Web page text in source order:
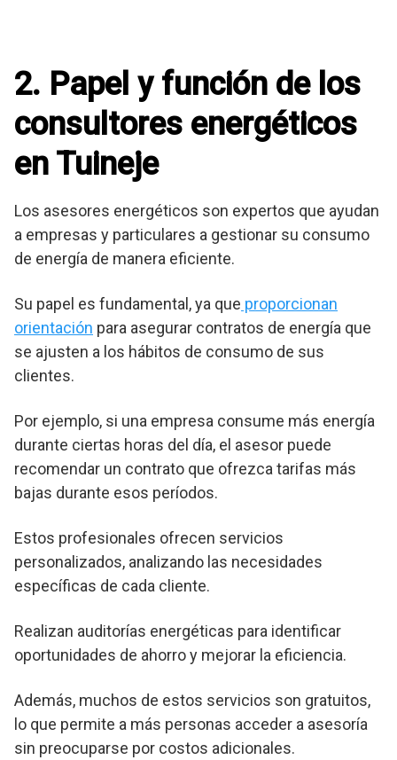
2. Papel y función de los
consultores energéticos
en Tuineje
Los asesores energéticos son expertos que ayudan
a empresas y particulares a gestionar su consumo
de energía de manera eficiente.
Su papel es fundamental, ya que proporcionan
orientación para asegurar contratos de energía que
se ajusten a los hábitos de consumo de sus
clientes.
Por ejemplo, si una empresa consume más energía
durante ciertas horas del día, el asesor puede
recomendar un contrato que ofrezca tarifas más
bajas durante esos períodos.
Estos profesionales ofrecen servicios
personalizados, analizando las necesidades
específicas de cada cliente.
Realizan auditorías energéticas para identificar
oportunidades de ahorro y mejorar la eficiencia.
Además, muchos de estos servicios son gratuitos,
lo que permite a más personas acceder a asesoría
sin preocuparse por costos adicionales.